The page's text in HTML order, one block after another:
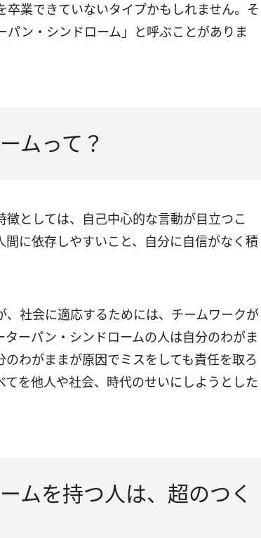
業できていないタイプかもしれません。そ
ン・シンドローム」と呼ぶことがありま
ムって？
としては、自己中心的な言動が目立つこ
に依存しやすいこと、自分に自信がなく積
社会に適応するためには、チームワークが
ーパン・シンドロームの人は自分のわがま
わがままが原因でミスをしても責任を取ろ
を他人や社会、時代のせいにしようとした
ムを持つ人は、超のつく